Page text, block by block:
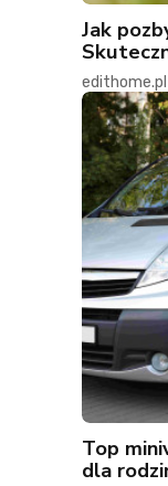
Jak
edithome.pl
Top
dla